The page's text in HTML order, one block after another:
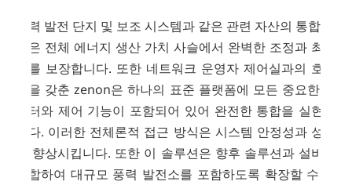
풍력 발전 단지 및 보조 시스템과 같은 관련 자산의 통합 운
영은 전체 에너지 생산 가치 사슬에서 완벽한 조정과 최적
화를 보장합니다. 또한 네트워크 운영자 제어실과의 호환
성을 갖춘 zenon은 하나의 표준 플랫폼에 모든 중요한 데
이터와 제어 기능이 포함되어 있어 완전한 통합을 실현합
니다. 이러한 전체론적 접근 방식은 시스템 안정성과 성능
을 향상시킵니다. 또한 이 솔루션은 향후 솔루션과 설비를
통합하여 대규모 풍력 발전소를 포함하도록 확장할 수 있